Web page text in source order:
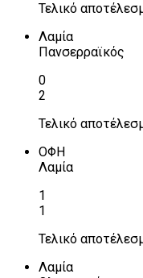
Τελικό
Λαμία
Πανσερραϊκός
0
2
Τελικό
ΟΦΗ
Λαμία
1
1
Τελικό
Λαμία